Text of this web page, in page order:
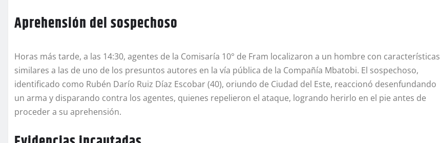
Aprehensión del sospechoso
Horas más tarde, a las 14:30, agentes de la Comisaría 10° de Fram localizaron a un hombre con características
similares a las de uno de los presuntos autores en la vía pública de la Compañía Mbatobi. El sospechoso,
identificado como Rubén Darío Ruiz Díaz Escobar (40), oriundo de Ciudad del Este, reaccionó desenfundando
un arma y disparando contra los agentes, quienes repelieron el ataque, logrando herirlo en el pie antes de
proceder a su aprehensión.